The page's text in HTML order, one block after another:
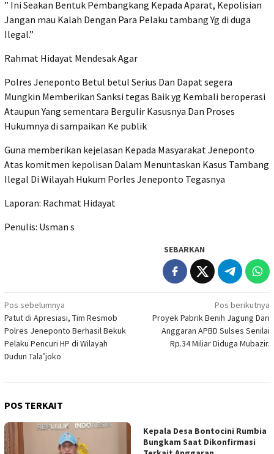
” Ini Seakan Bentuk Pembangkang Kepada Aparat, Kepolisian
Jangan mau Kalah Dengan Para Pelaku tambang Yg di duga
Ilegal.”
Rahmat Hidayat Mendesak Agar
Polres Jeneponto Betul betul Serius Dan Dapat segera
Mungkin Memberikan Sanksi tegas Baik yg Kembali beroperasi
Ataupun Yang sementara Bergulir Kasusnya Dan Proses
Hukumnya di sampaikan Ke publik
Guna memberikan kejelasan Kepada Masyarakat Jeneponto
Atas komitmen kepolisan Dalam Menuntaskan Kasus Tambang
Ilegal Di Wilayah Hukum Porles Jeneponto Tegasnya
Laporan: Rachmat Hidayat
Penulis: Usman s
SEBARKAN
Navigasi
pos
Pos sebelumnya
Patut di Apresiasi, Tim Resmob
Polres Jeneponto Berhasil Bekuk
Pelaku Pencuri HP di Wilayah
Dudun Tala’joko
Pos berikutnya
Proyek Pabrik Benih Jagung Dari
Anggaran APBD Sulses Senilai
Rp.34 Miliar Diduga Mubazir.
POS TERKAIT
Kepala Desa Bontocini Rumbia
Bungkam Saat Dikonfirmasi